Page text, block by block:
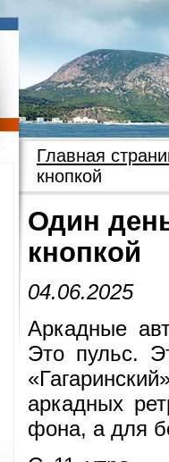
Главная
кнопкой
Один
кнопкой
04.06.2025
Аркадные
Это пульс.
аркадных
фона, а для